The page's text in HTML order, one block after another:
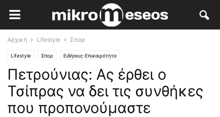
Αρχική Lifestyle Σπορ
Lifestyle Σπορ Ειδήσεις-Επικαιρότητα
Πετρούνιας: Ας έρθει ο
Τσίπρας να δει τις συνθήκες
που προπονούμαστε